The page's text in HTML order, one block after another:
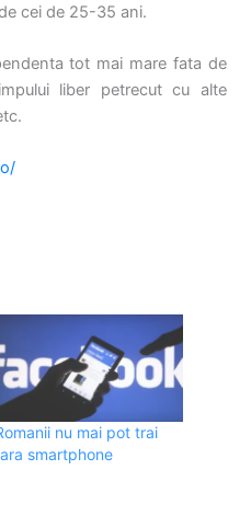
cei de 25-35 ani.
tot mai mare fata de
liber petrecut cu alte
nu mai pot trai
smartphone